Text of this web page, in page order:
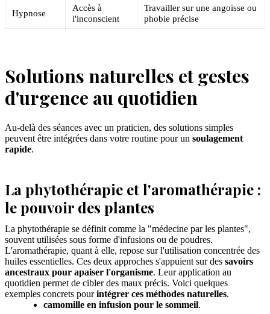
Hypnose
Accès à
l'inconscient
Travailler sur une angoisse ou
phobie précise
Solutions naturelles et gestes
d'urgence au quotidien
Au-delà des séances avec un praticien, des solutions simples
peuvent être intégrées dans votre routine pour un soulagement
rapide.
La phytothérapie et l'aromathérapie :
le pouvoir des plantes
La phytothérapie se définit comme la "médecine par les plantes",
souvent utilisées sous forme d'infusions ou de poudres.
L'aromathérapie, quant à elle, repose sur l'utilisation concentrée des
huiles essentielles. Ces deux approches s'appuient sur des savoirs
ancestraux pour apaiser l'organisme. Leur application au
quotidien permet de cibler des maux précis. Voici quelques
exemples concrets pourintégrer ces méthodes naturelles.
camomille en infusion pour le sommeil.